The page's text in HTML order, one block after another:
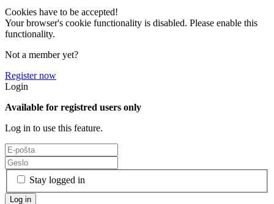
Cookies have to be accepted!
Your browser's cookie functionality is disabled. Please enable this
functionality.
Not a member yet?
Register now
Login
Available for registred users only
Log in to use this feature.
Stay logged in